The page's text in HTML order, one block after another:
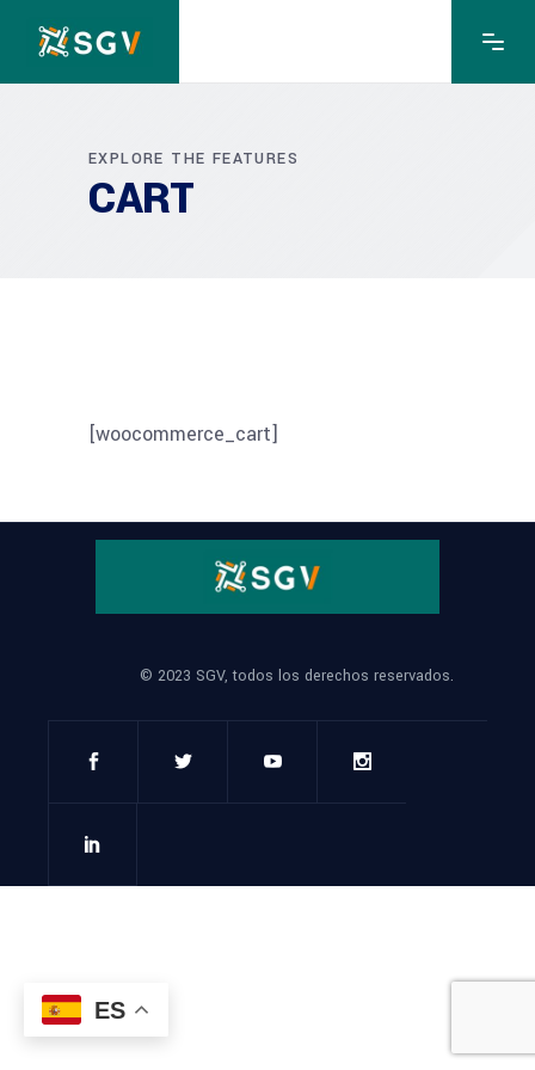
EXPLORE THE FEATURES
CART
[woocommerce_cart]
© 2023 SGV, todos los derechos reservados.
ES